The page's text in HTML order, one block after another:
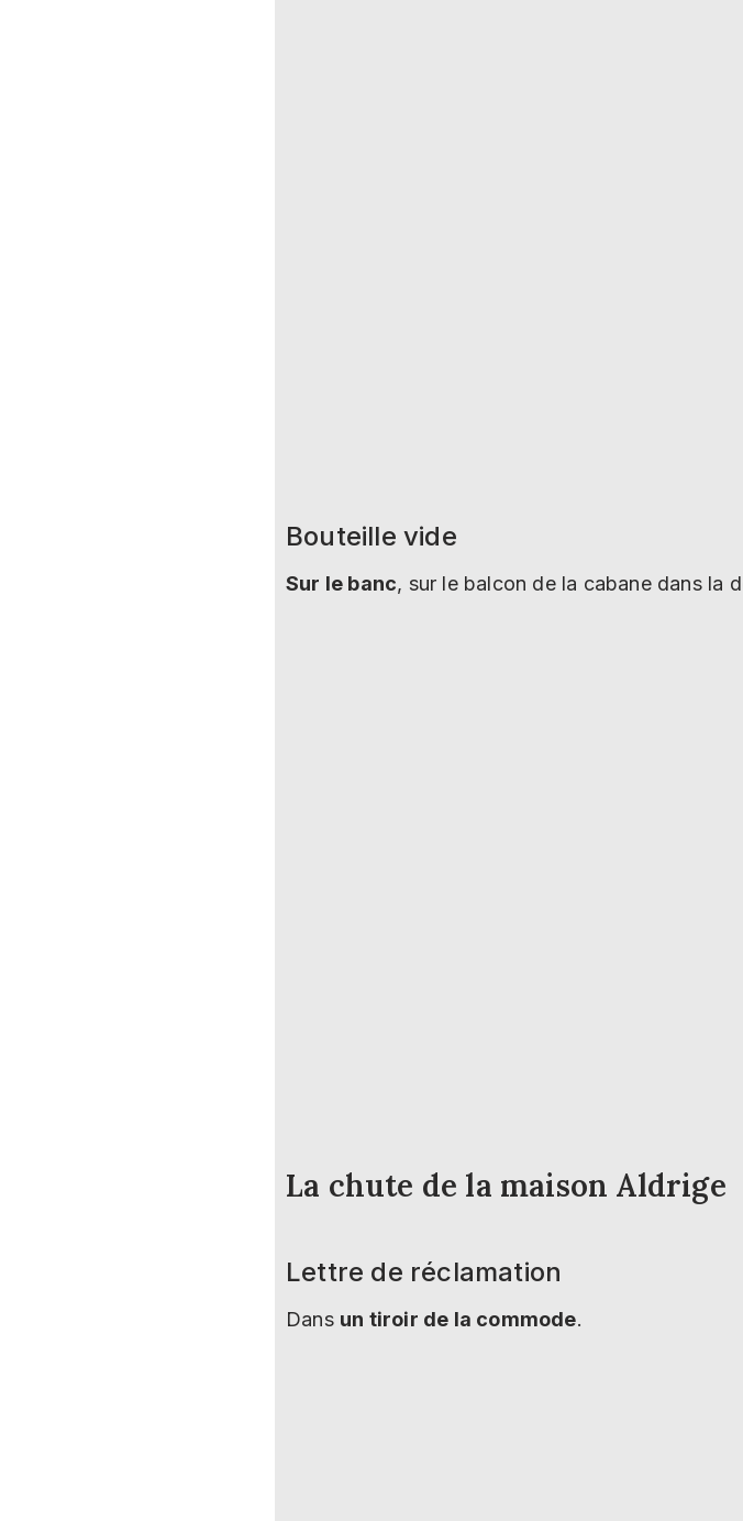
Bouteille vide
Sur le banc, sur le balcon de la cabane dans la
La chute de la maison Aldrige
Lettre de réclamation
Dans un tiroir de la commode.